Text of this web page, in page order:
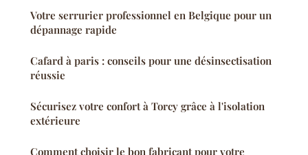
Votre serrurier professionnel en Belgique pour un
dépannage rapide
Cafard à paris : conseils pour une désinsectisation
réussie
Sécurisez votre confort à Torcy grâce à l'isolation
extérieure
Comment choisir le bon fabricant pour votre